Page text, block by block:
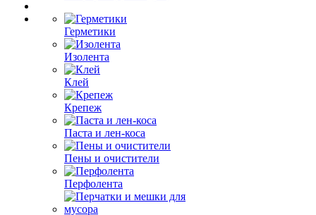
Герметики
Изолента
Клей
Крепеж
Паста и лен-коса
Пены и очистители
Перфолента